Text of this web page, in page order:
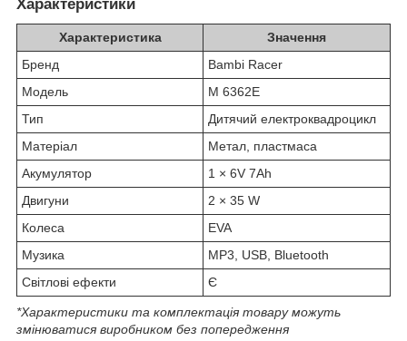
Характеристики
Характеристика
Значення
Бренд
Bambi Racer
Модель
M 6362E
Тип
Дитячий електроквадроцикл
Матеріал
Метал, пластмаса
Акумулятор
1 × 6V 7Ah
Двигуни
2 × 35 W
Колеса
EVA
Музика
MP3, USB, Bluetooth
Світлові ефекти
Є
*Характеристики та комплектація товару можуть
змінюватися виробником без попередження